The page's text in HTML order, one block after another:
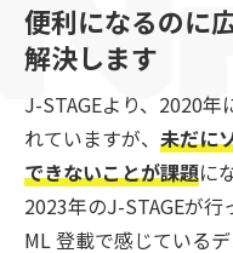
便利になるのに
解決します
J-STAGEより、2020
れていますが、 未だに
できないことが課題に
2023年のJ-STAGEが
ML 登載で感じている